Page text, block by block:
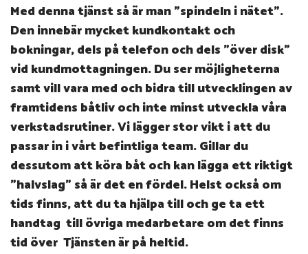
Med denna tjänst så är man ”spindeln i nätet”.
Den innebär mycket kundkontakt och
bokningar, dels på telefon och dels ”över disk”
vid kundmottagningen. Du ser möjligheterna
samt vill vara med och bidra till utvecklingen av
framtidens båtliv och inte minst utveckla våra
verkstadsrutiner.Vi lägger stor vikt i att du
passar in i vårt befintliga team. Gillar du
dessutom att köra båt och kan lägga ett riktigt
”halvslag” så är det en fördel. Helst också om
tids finns, att du ta hjälpa till och ge ta ett
handtag till övriga medarbetare om det finns
tid över Tjänsten är på heltid.